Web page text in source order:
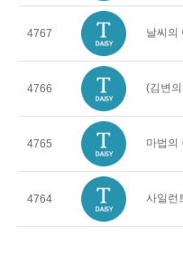
4767 날씨의
4766 (김변
4765 마법의
4764 사일런